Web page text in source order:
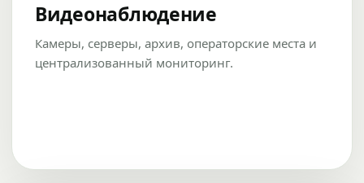
Видеонаблюдение
Камеры, серверы, архив, операторские места и
централизованный мониторинг.